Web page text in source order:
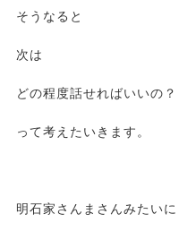
そうなると
次は
どの程度話せればいいの？
って考えたいきます。
明石家さんまさんみたいに